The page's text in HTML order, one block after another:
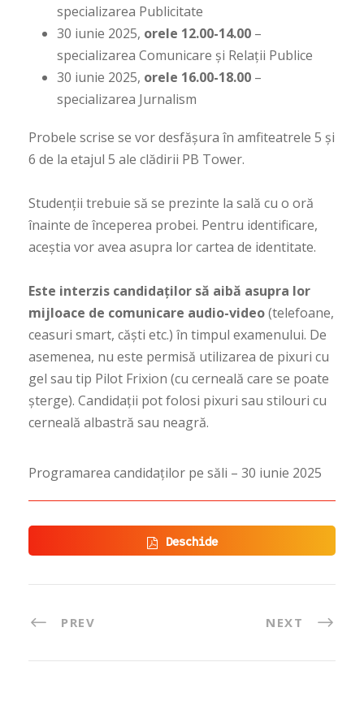
specializarea Publicitate
30 iunie 2025, orele 12.00-14.00 –
specializarea Comunicare și Relații Publice
30 iunie 2025, orele 16.00-18.00 –
specializarea Jurnalism
Probele scrise se vor desfășura în amfiteatrele 5 și
6 de la etajul 5 ale clădirii PB Tower.
Studenții trebuie să se prezinte la sală cu o oră
înainte de începerea probei. Pentru identificare,
aceștia vor avea asupra lor cartea de identitate.
Este interzis candidaților să aibă asupra lor
mijloace de comunicare audio-video(telefoane,
ceasuri smart, căști etc.) în timpul examenului. De
asemenea, nu este permisă utilizarea de pixuri cu
gel sau tip Pilot Frixion (cu cerneală care se poate
șterge). Candidații pot folosi pixuri sau stilouri cu
cerneală albastră sau neagră.
Programarea candidaților pe săli – 30 iunie 2025
Deschide
PREV NEXT